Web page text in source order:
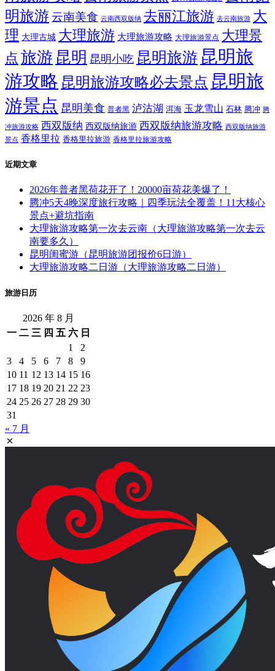
明旅游 云南美食 云南西双版纳 去丽江旅游 去云南旅游 大
理 大理古城 大理旅游 大理旅游攻略 大理旅游景点 大理景
点 旅游 昆明 昆明小吃 昆明旅游 昆明旅
游攻略 昆明旅游攻略必去景点 昆明旅
游景点 昆明美食 普者黑 泸沽湖 洱海 玉龙雪山 石林 腾冲 腾
冲旅游攻略 西双版纳 西双版纳旅游 西双版纳旅游攻略 西双版纳旅游
景点 香格里拉 香格里拉旅游 香格里拉旅游攻略
近期文章
2026年普者黑荷花开了！20000亩荷花美爆了！
腾冲5天4晚深度旅行攻略｜四季玩法全覆盖！11大核心
景点+避坑指南
大理旅游攻略第一次去云南（大理旅游攻略第一次去云
南要多久）
昆明闺蜜游（昆明旅游团报价6日游）
大理旅游攻略二日游（大理旅游攻略二日游）
旅游日历
2026 年 8 月
一 二 三 四 五 六 日
1
2
3
4 5 6 7 8
9
10 11 12 13 14 15 16
17 18 19 20 21 22 23
24 25 26 27 28 29 30
31
« 7 月